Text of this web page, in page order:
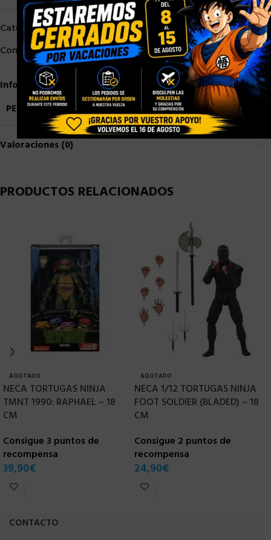
Categorías:NECA,Neca 1/12
Compartir:
Información adicional
PESO
0,7 kg
Valoraciones (0)
PRODUCTOS RELACIONADOS
AGOTADO
NECA TORTUGAS NINJA
TMNT 1990: RAPHAEL – 18
CM
Consigue 3 puntos de
recompensa
39,90€
AGOTADO
NECA 1/12 TORTUGAS NINJA
FOOT SOLDIER (BLADED) – 18
CM
Consigue 2 puntos de
recompensa
24,90€
CONTACTO